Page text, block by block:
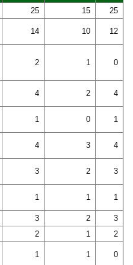
25 15
25
14 10 12
2 1 0
4 2 4
1 0 1
4 3 4
3 2 3
1 1 1
3 2
3
2 1
2
1 1 0